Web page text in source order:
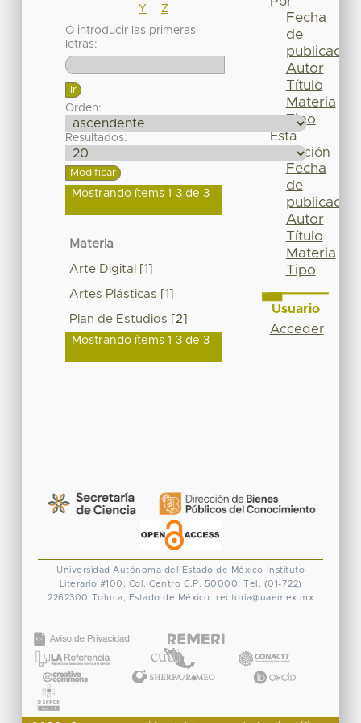
Y
Z
O introducir las primeras
letras:
Orden:
Resultados:
Mostrando ítems 1-3 de 3
Materia
Arte Digital [1]
Artes Plásticas [1]
Plan de Estudios [2]
Mostrando ítems 1-3 de 3
Fecha
de
publicación
Autor
Título
Materia
Tipo
Esta
colección
Fecha
de
publicación
Autor
Título
Materia
Tipo
Usuario
Acceder
Universidad Autónoma del Estado de México
Instituto
Literario #100. Col. Centro C.P. 50000. Tel. (01-722)
2262300 Toluca, Estado de México. rectoria@uaemex.mx